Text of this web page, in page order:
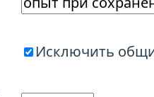
Исключить